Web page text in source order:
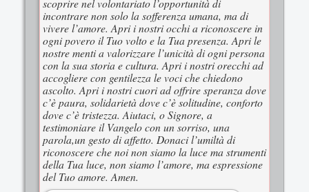
SOCIAL
scoprire nel volontariato l’opportunità di
incontrare non solo la sofferenza umana, ma di
vivere l’amore. Apri i nostri occhi a riconoscere in
ogni povero il Tuo volto e la Tua presenza. Apri le
nostre menti a valorizzare l’unicità di ogni persona
con la sua storia e cultura. Apri i nostri orecchi ad
accogliere con gentilezza le voci che chiedono
ascolto. Apri i nostri cuori ad offrire speranza dove
c’è paura, solidarietà dove c’è solitudine, conforto
dove c’è tristezza. Aiutaci, o Signore, a
testimoniare il Vangelo con un sorriso, una
parola,un gesto di affetto. Donaci l’umiltà di
riconoscere che noi non siamo la luce ma strumenti
della Tua luce, non siamo l’amore, ma espressione
del Tuo amore. Amen.